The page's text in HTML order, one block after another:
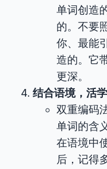
单词创造
的。不要
你、最能
造的。它
更深。
结合语境，活学
双重编码
单词的含
在语境中
后，记得